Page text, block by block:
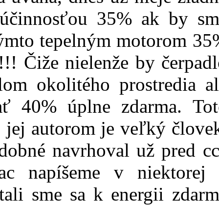
35% ak by
tepelným motorom
Čiže nielenže by
okolitého prostredia
40% úplne zdarma.
jej autorom je veľký
navrhoval už pred
napíšeme v niektorej
sme sa k energii